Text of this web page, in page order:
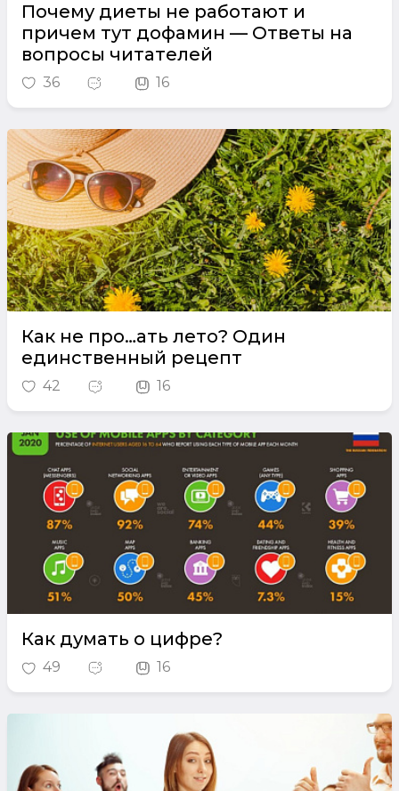
Почему диеты не работают и
причем тут дофамин — Ответы на
вопросы читателей
36 16
Как не про…ать лето? Один
единственный рецепт
42 16
Как думать о цифре?
49 16